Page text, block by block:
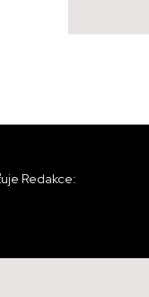
Redakce: